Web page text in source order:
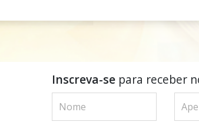
Inscreva-separa receber